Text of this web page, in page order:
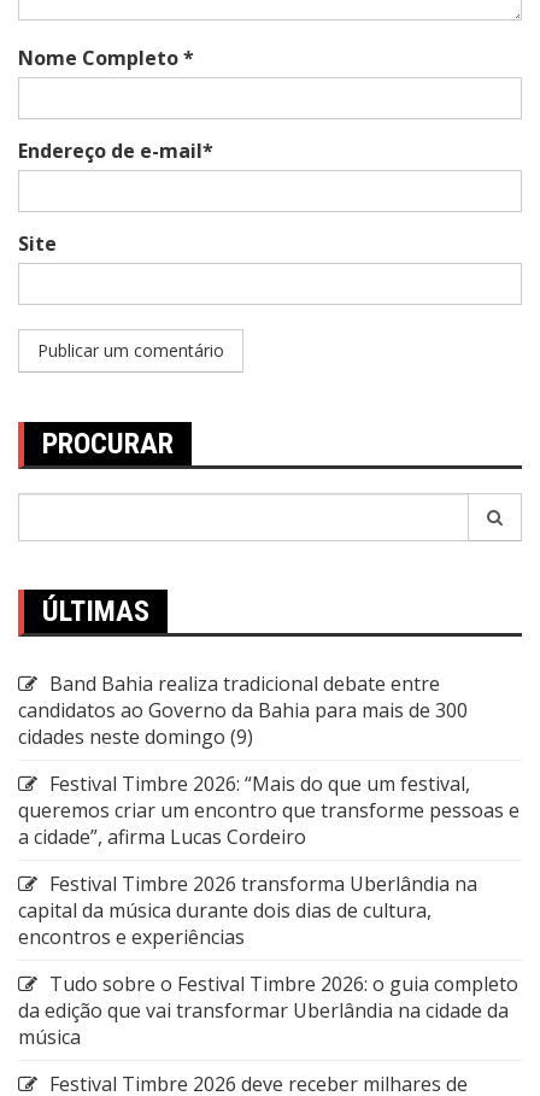
Nome Completo *
Endereço de e-mail*
Site
PROCURAR
ÚLTIMAS
Band Bahia realiza tradicional debate entre
candidatos ao Governo da Bahia para mais de 300
cidades neste domingo (9)
Festival Timbre 2026: “Mais do que um festival,
queremos criar um encontro que transforme pessoas e
a cidade”, afirma Lucas Cordeiro
Festival Timbre 2026 transforma Uberlândia na
capital da música durante dois dias de cultura,
encontros e experiências
Tudo sobre o Festival Timbre 2026: o guia completo
da edição que vai transformar Uberlândia na cidade da
música
Festival Timbre 2026 deve receber milhares de